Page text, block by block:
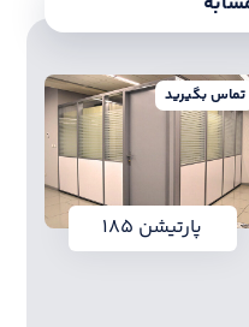
پارتیشن ۱۸۵
تماس بگیرید